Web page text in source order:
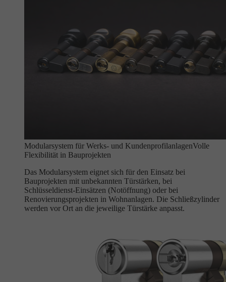
Modularsystem für Werks- und KundenprofilanlagenVolle
Flexibilität in Bauprojekten
Das Modularsystem eignet sich für den Einsatz bei
Bauprojekten mit unbekannten Türstärken, bei
Schlüsseldienst-Einsätzen (Notöffnung) oder bei
Renovierungsprojekten in Wohnanlagen. Die Schließzylinder
werden vor Ort an die jeweilige Türstärke anpasst.